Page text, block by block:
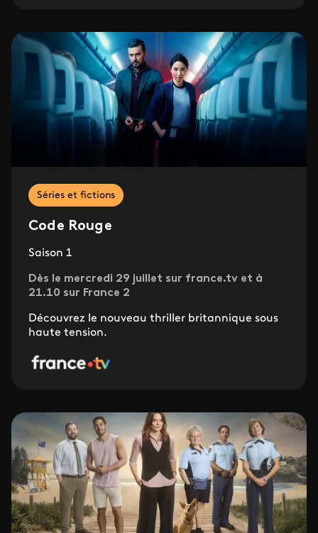
Séries et fictions
Code Rouge
Saison 1
Dès le mercredi 29 juillet sur france.tv et à
21.10 sur France 2
Découvrez le nouveau thriller britannique sous
haute tension.